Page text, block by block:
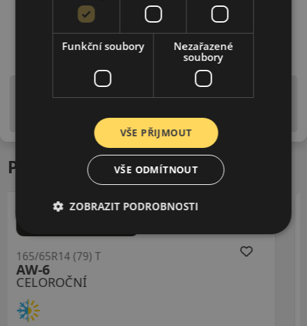
Upozornění! Hodnoty na štítku jsou pouze
is EU štítky ve smyslu dosud platné (předchozí) legislativy.
Podobné produkty
CELOROČNÍ
165/65R14 (79) T
Funkční soubory
Nezařazené
soubory
VŠE PŘIJMOUT
VŠE ODMÍTNOUT
ZOBRAZIT PODROBNOSTI